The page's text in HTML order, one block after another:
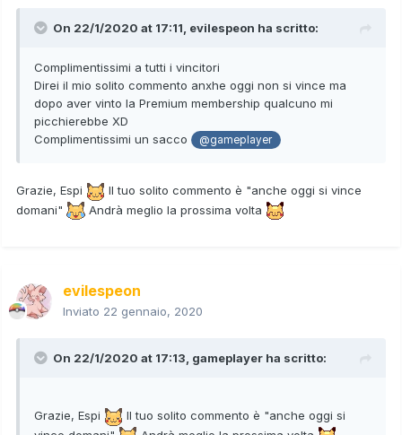
On 22/1/2020 at 17:11, evilespeon ha scritto:
Complimentissimi a tutti i vincitori
Direi il mio solito commento anxhe oggi non si vince ma
dopo aver vinto la Premium membership qualcuno mi
picchierebbe XD
Complimentissimi un sacco
@gameplayer
Grazie, Espi
Il tuo solito commento è "anche oggi si vince
domani"
Andrà meglio la prossima volta
evilespeon
Inviato 22 gennaio, 2020
On 22/1/2020 at 17:13, gameplayer ha scritto:
Grazie, Espi
Il tuo solito commento è "anche oggi si